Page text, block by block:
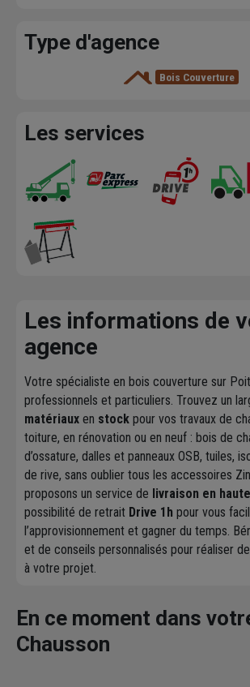
Type d'agence
Bois Couverture
Les services
Les informations de
agence
Votre spécialiste en bois couverture sur
professionnels et particuliers. Trouvez un
matériaux en stock pour vos travaux de
toiture, en rénovation ou en neuf : bois de
d’ossature, dalles et panneaux OSB, tuiles,
de rive, sans oublier tous les accessoires
proposons un service de livraison en
possibilité de retrait Drive 1h pour vous
l’approvisionnement et gagner du temps.
et de conseils personnalisés pour réaliser
à votre projet.
En ce moment dans
Chausson